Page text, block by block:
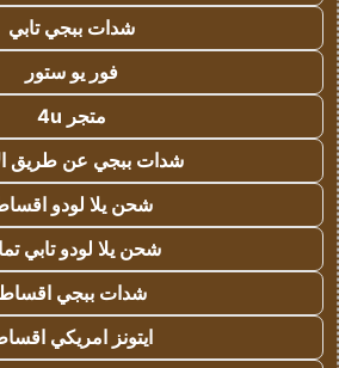
شدات ببجي تابي
فور يو ستور
متجر 4u
شدات ببجي عن طريق
شحن يلا لودو
شحن يلا لودو تابي
شدات ببجي
ايتونز امريكي